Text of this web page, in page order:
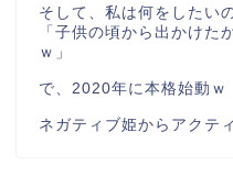
そして、私は何をしたい
「子供の頃から出かけた
ｗ」
で、2020年に本格始動ｗ
ネガティブ姫からアクテ